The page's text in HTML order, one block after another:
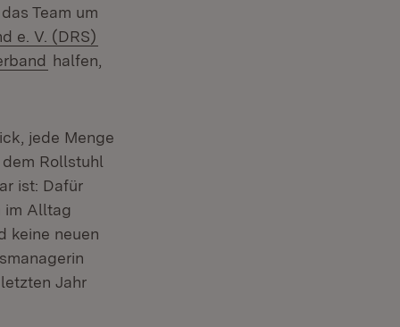
Team um
e. V. (DRS)
(Öffnet in neuem Fenster)
halfen,
jede Menge
Rollstuhl
ist: Dafür
im Alltag
keine neuen
Jahr